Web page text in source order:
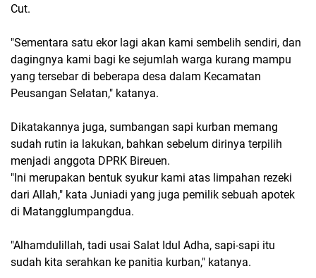
Cut.
"Sementara satu ekor lagi akan kami sembelih sendiri, dan
dagingnya kami bagi ke sejumlah warga kurang mampu
yang tersebar di beberapa desa dalam Kecamatan
Peusangan Selatan," katanya.
Dikatakannya juga, sumbangan sapi kurban memang
sudah rutin ia lakukan, bahkan sebelum dirinya terpilih
menjadi anggota DPRK Bireuen.
"Ini merupakan bentuk syukur kami atas limpahan rezeki
dari Allah," kata Juniadi yang juga pemilik sebuah apotek
di Matangglumpangdua.
"Alhamdulillah, tadi usai Salat Idul Adha, sapi-sapi itu
sudah kita serahkan ke panitia kurban," katanya.